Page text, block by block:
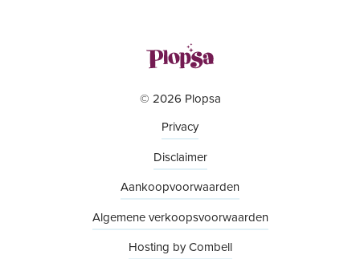
© 2026 Plopsa
Privacy
Disclaimer
Aankoopvoorwaarden
Algemene verkoopsvoorwaarden
Hosting by Combell